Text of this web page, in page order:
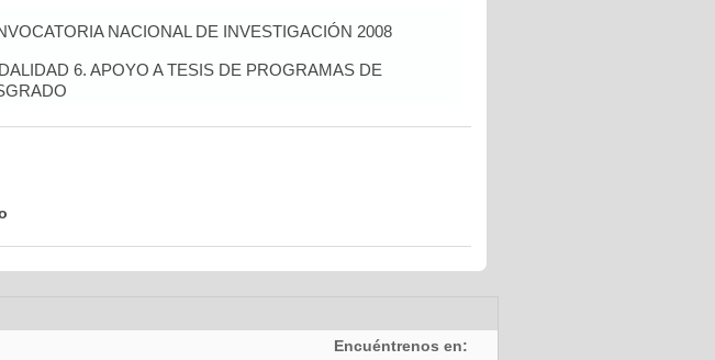
NACIONAL DE INVESTIGACIÓN 2008
6. APOYO A TESIS DE PROGRAMAS DE
Encuéntrenos en: